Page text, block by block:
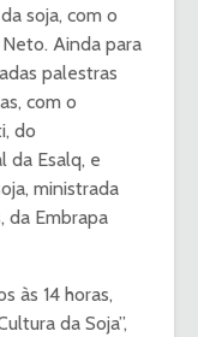
soja, com o
Ainda para
palestras
com o
do
da Esalq, e
ministrada
da Embrapa
às 14 horas,
da Soja”,